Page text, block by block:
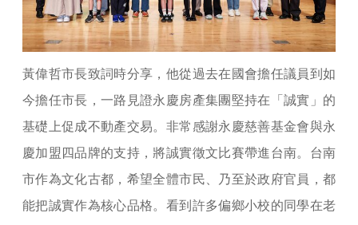
黃偉哲市長致詞時分享，他從過去在國會擔任議員到如
今擔任市長，一路見證永慶房產集團堅持在「誠實」的
基礎上促成不動產交易。非常感謝永慶慈善基金會與永
慶加盟四品牌的支持，將誠實徵文比賽帶進台南。台南
市作為文化古都，希望全體市民、乃至於政府官員，都
能把誠實作為核心品格。看到許多偏鄉小校的同學在老